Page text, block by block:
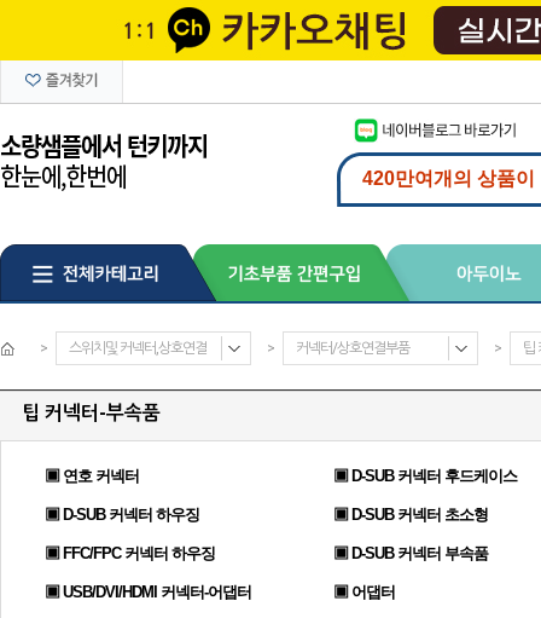
> 스위치및 커넥터,상호연결 > 커넥터/상호연결부품 > 팁
팁 커넥터-부속품
▣ 연호 커넥터 ▣ D-SUB 커넥터 후드케이스
▣ D-SUB 커넥터 하우징 ▣ D-SUB 커넥터 초소형
▣ FFC/FPC 커넥터 하우징 ▣ D-SUB 커넥터 부속품
▣ USB/DVI/HDMI 커넥터-어댑터 ▣ 어댑터